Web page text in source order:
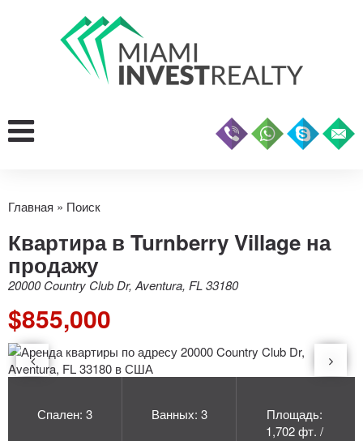
Главная » Поиск
Квартира в Turnberry Village на
продажу
20000 Country Club Dr, Aventura, FL 33180
$855,000
Спален: 3 Ванных: 3
Площадь:
1,702 фт. /